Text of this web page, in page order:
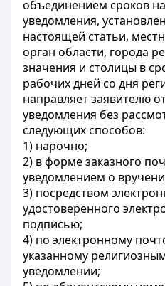
объединением сроков
уведомления,
настоящей статьи,
орган области, города
значения и столицы в
рабочих дней со дня
направляет заявителю
уведомления без
следующих способов:
1) нарочно;
2) в форме заказного
уведомлением о
3) посредством
удостоверенного
подписью;
4) по электронному
указанному
уведомлении;